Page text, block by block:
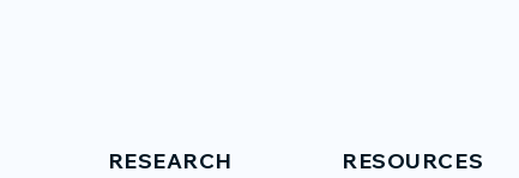
RESEARCH RESOURCES